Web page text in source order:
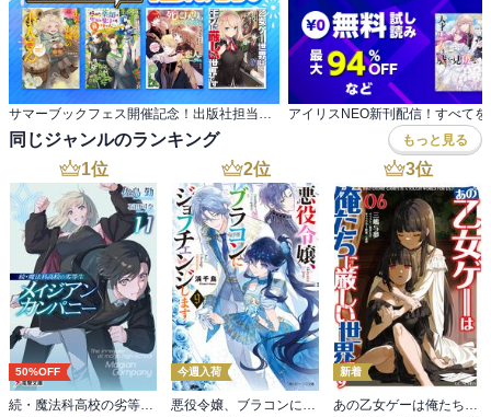
サマーブックフェス開催記念！出版社担当さんに聞いたオススメラノベ 第2弾～完結作品編～
同じジャンルのランキング もっと見る
1位
50%OFF
続・魔法科高校の劣等生 メイジアン・カンパニー(11)
2位
今週入荷
悪役令嬢、ブラコンにジョブチェンジします９【電子特典付き】
3位
新着
あの乙女ゲーは俺たちに厳しい世界です 6